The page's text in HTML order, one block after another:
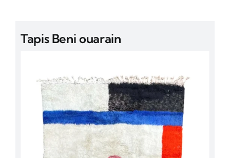
Tapis Beni ouarain